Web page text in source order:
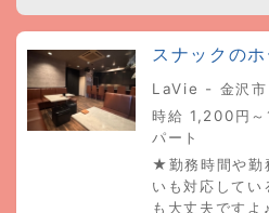
スナックの
LaVie - 金沢市
時給 1,200円
パート
★勤務時間や勤
いも対応してい
も大丈夫ですよ♪